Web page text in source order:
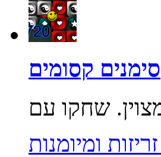
סימנים קסומים
ומיומנות